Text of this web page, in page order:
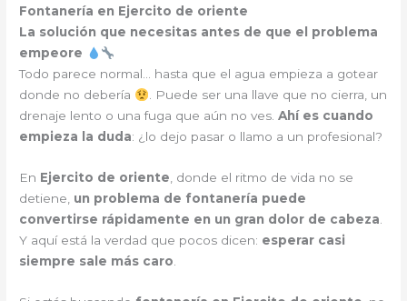
Fontanería en Ejercito de oriente
La solución que necesitas antes de que el problema
empeore
Todo parece normal… hasta que el agua empieza a gotear
donde no debería
. Puede ser una llave que no cierra, un
drenaje lento o una fuga que aún no ves.Ahí es cuando
empieza la duda: ¿lo dejo pasar o llamo a un profesional?
En Ejercito de oriente , donde el ritmo de vida no se
detiene, un problema de fontanería puede
convertirse rápidamente en un gran dolor de cabeza
Y aquí está la verdad que pocos dicen: esperar casi
siempre sale más caro